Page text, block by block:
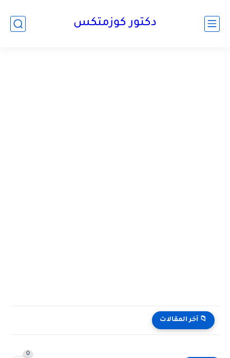
دكتور كوزمتكس
📁 آخر المقالات
0